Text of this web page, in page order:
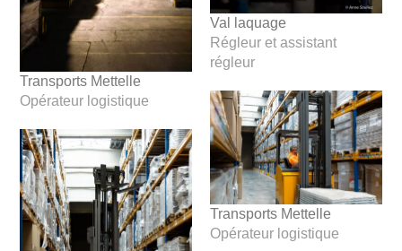
Val laquage
Régleur et assistant
régleur
Transports Mettelle
Opérateur logistique
Transports Mettelle
Opérateur logistique